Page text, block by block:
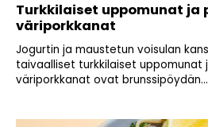
Turkkilaiset uppomunat ja
väriporkkanat
Jogurtin ja maustetun voisulan
taivaalliset turkkilaiset uppomunat
väriporkkanat ovat brunssipöydän...